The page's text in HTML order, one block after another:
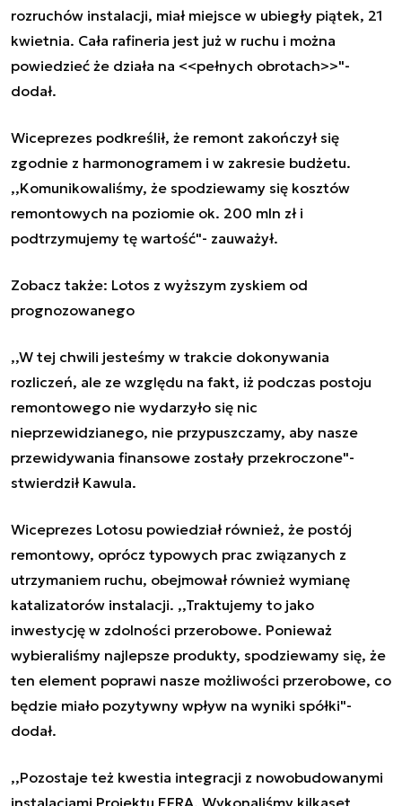
rozruchów instalacji, miał miejsce w ubiegły piątek, 21
kwietnia. Cała rafineria jest już w ruchu i można
powiedzieć że działa na <<pełnych obrotach>>"-
dodał.
Wiceprezes podkreślił, że remont zakończył się
zgodnie z harmonogramem i w zakresie budżetu.
,,Komunikowaliśmy, że spodziewamy się kosztów
remontowych na poziomie ok. 200 mln zł i
podtrzymujemy tę wartość"- zauważył.
Zobacz także: Lotos z wyższym zyskiem od
prognozowanego
,,W tej chwili jesteśmy w trakcie dokonywania
rozliczeń, ale ze względu na fakt, iż podczas postoju
remontowego nie wydarzyło się nic
nieprzewidzianego, nie przypuszczamy, aby nasze
przewidywania finansowe zostały przekroczone"-
stwierdził Kawula.
Wiceprezes Lotosu powiedział również, że postój
remontowy, oprócz typowych prac związanych z
utrzymaniem ruchu, obejmował również wymianę
katalizatorów instalacji. ,,Traktujemy to jako
inwestycję w zdolności przerobowe. Ponieważ
wybieraliśmy najlepsze produkty, spodziewamy się, że
ten element poprawi nasze możliwości przerobowe, co
będzie miało pozytywny wpływ na wyniki spółki"-
dodał.
,,Pozostaje też kwestia integracji z nowobudowanymi
instalacjami Projektu EFRA. Wykonaliśmy kilkaset